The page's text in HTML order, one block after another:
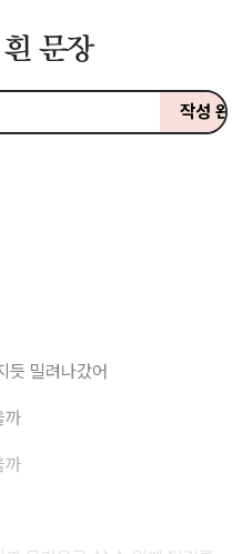
문장
작성 완료
듯 밀려나갔어
밀려나갔어
듯 밀려나갔어
까
까